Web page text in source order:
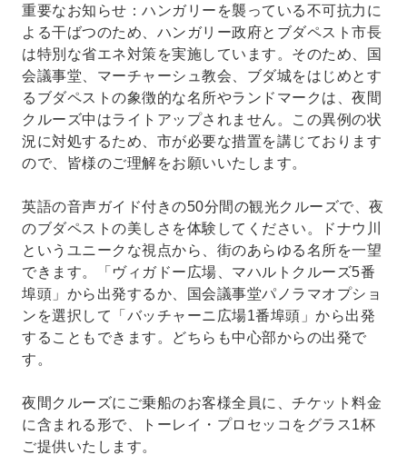
重要なお知らせ：ハンガリーを襲っている不可抗力に
よる干ばつのため、ハンガリー政府とブダペスト市長
は特別な省エネ対策を実施しています。そのため、国
会議事堂、マーチャーシュ教会、ブダ城をはじめとす
るブダペストの象徴的な名所やランドマークは、夜間
クルーズ中はライトアップされません。この異例の状
況に対処するため、市が必要な措置を講じております
ので、皆様のご理解をお願いいたします。
英語の音声ガイド付きの50分間の観光クルーズで、夜
のブダペストの美しさを体験してください。ドナウ川
というユニークな視点から、街のあらゆる名所を一望
できます。「ヴィガドー広場、マハルトクルーズ5番
埠頭」から出発するか、国会議事堂パノラマオプショ
ンを選択して「バッチャーニ広場1番埠頭」から出発
することもできます。どちらも中心部からの出発で
す。
夜間クルーズにご乗船のお客様全員に、チケット料金
に含まれる形で、トーレイ・プロセッコをグラス1杯
ご提供いたします。